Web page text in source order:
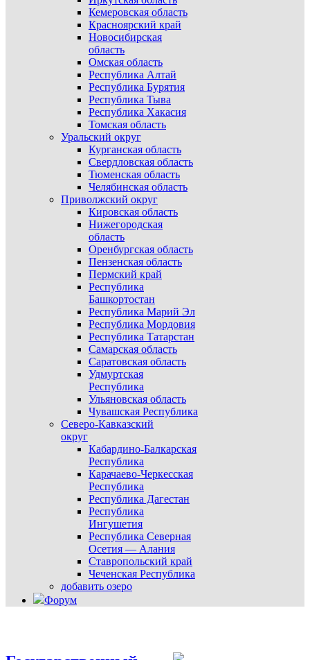
Кемеровская область
Красноярский край
Новосибирская
область
Омская область
Республика Алтай
Республика Бурятия
Республика Тыва
Республика Хакасия
Томская область
Уральский округ
Курганская область
Свердловская область
Тюменская область
Челябинская область
Приволжский округ
Кировская область
Нижегородская
область
Оренбургская область
Пензенская область
Пермский край
Республика
Башкортостан
Республика Марий Эл
Республика Мордовия
Республика Татарстан
Самарская область
Саратовская область
Удмуртская
Республика
Ульяновская область
Чувашская Республика
Северо-Кавказский
округ
Кабардино-Балкарская
Республика
Карачаево-Черкесская
Республика
Республика Дагестан
Республика
Ингушетия
Республика Северная
Осетия — Алания
Ставропольский край
Чеченская Республика
добавить озеро
Форум